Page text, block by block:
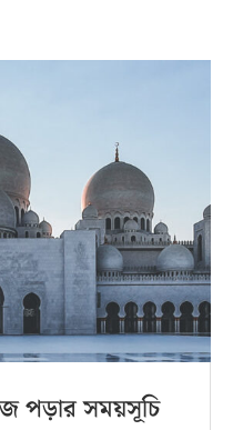
পড়ার সময়সূচি